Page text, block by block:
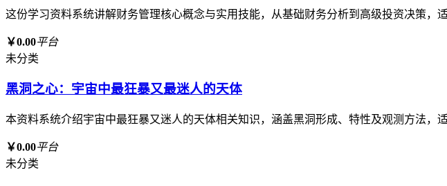
这份学习资料系统讲解财务管理核心概念与实用技能，从基础财务分析到高级投资决策
￥0.00平台
未分类
黑洞之心：宇宙中最狂暴又最迷人的天体
本资料系统介绍宇宙中最狂暴又迷人的天体相关知识，涵盖黑洞形成、特性及观测方法
￥0.00平台
未分类